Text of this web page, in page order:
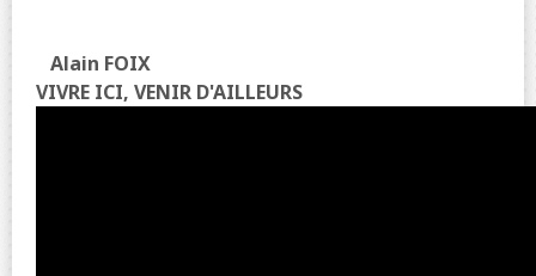
Alain FOIX
VIVRE ICI, VENIR D'AILLEURS